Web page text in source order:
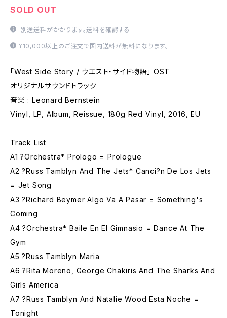
SOLD OUT
別途送料がかかります。送料を確認する
¥10,000以上のご注文で国内送料が無料になります。
「West Side Story / ウエスト・サイド物語」 OST
オリジナルサウンドトラック
音楽 : Leonard Bernstein
Vinyl, LP, Album, Reissue, 180g Red Vinyl, 2016, EU
Track List
A1 ?Orchestra* Prologo = Prologue
A2 ?Russ Tamblyn And The Jets* Canci?n De Los Jets
= Jet Song
A3 ?Richard Beymer Algo Va A Pasar = Something's
Coming
A4 ?Orchestra* Baile En El Gimnasio = Dance At The
Gym
A5 ?Russ Tamblyn Maria
A6 ?Rita Moreno, George Chakiris And The Sharks And
Girls America
A7 ?Russ Tamblyn And Natalie Wood Esta Noche =
Tonight